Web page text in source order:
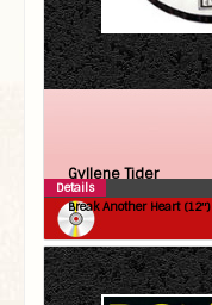
Gyllene Tider
Break Another Heart (12″)
Details